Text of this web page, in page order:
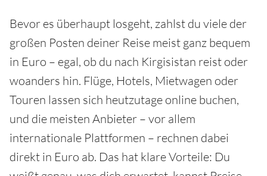
Bevor es überhaupt losgeht, zahlst du viele der
großen Posten deiner Reise meist ganz bequem
in Euro – egal, ob du nach Kirgisistan reist oder
woanders hin. Flüge, Hotels, Mietwagen oder
Touren lassen sich heutzutage online buchen,
und die meisten Anbieter – vor allem
internationale Plattformen – rechnen dabei
direkt in Euro ab. Das hat klare Vorteile: Du